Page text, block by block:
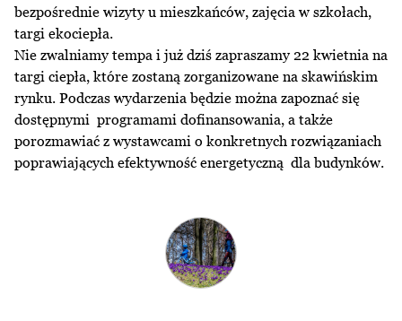
bezpośrednie wizyty u mieszkańców, zajęcia w szkołach,
targi ekociepła.
Nie zwalniamy tempa i już dziś zapraszamy 22 kwietnia na
targi ciepła, które zostaną zorganizowane na skawińskim
rynku. Podczas wydarzenia będzie można zapoznać się
dostępnymi programami dofinansowania, a także
porozmawiać z wystawcami o konkretnych rozwiązaniach
poprawiających efektywność energetyczną dla budynków.